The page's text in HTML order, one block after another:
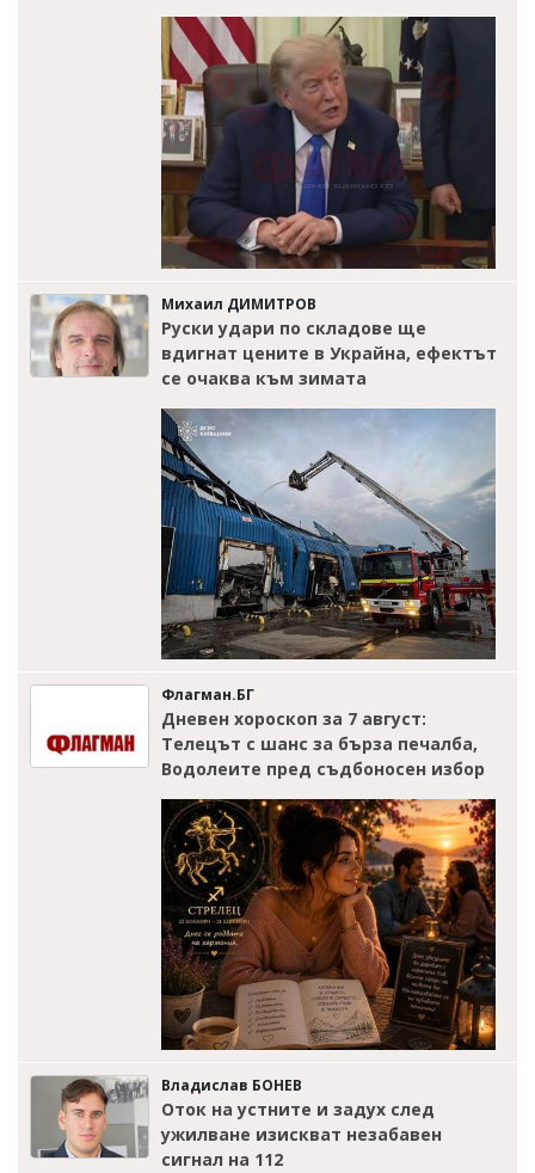
Михаил ДИМИТРОВ
Руски удари по складове ще
вдигнат цените в Украйна, ефектът
се очаква към зимата
Флагман.БГ
Дневен хороскоп за 7 август:
Телецът с шанс за бърза печалба,
Водолеите пред съдбоносен избор
Владислав БОНЕВ
Оток на устните и задух след
ужилване изискват незабавен
сигнал на 112